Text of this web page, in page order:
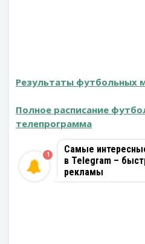
Результаты футбольных
Полное расписание
телепрограмма
Самые
в Telegram –
рекламы
1